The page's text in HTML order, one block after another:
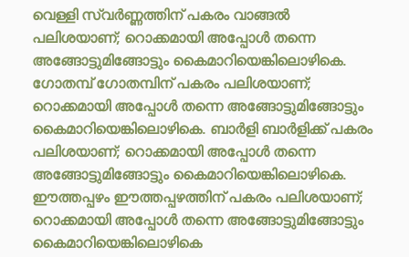
വെള്ളി സ്വർണ്ണത്തിന് പകരം വാങ്ങൽ
പലിശയാണ്; റൊക്കമായി അപ്പോൾ തന്നെ
അങ്ങോട്ടുമിങ്ങോട്ടും കൈമാറിയെങ്കിലൊഴികെ.
ഗോതമ്പ് ഗോതമ്പിന് പകരം പലിശയാണ്;
റൊക്കമായി അപ്പോൾ തന്നെ അങ്ങോട്ടുമിങ്ങോട്ടും
കൈമാറിയെങ്കിലൊഴികെ. ബാർളി ബാർളിക്ക് പകരം
പലിശയാണ്; റൊക്കമായി അപ്പോൾ തന്നെ
അങ്ങോട്ടുമിങ്ങോട്ടും കൈമാറിയെങ്കിലൊഴികെ.
ഈത്തപ്പഴം ഈത്തപ്പഴത്തിന് പകരം പലിശയാണ്;
റൊക്കമായി അപ്പോൾ തന്നെ അങ്ങോട്ടുമിങ്ങോട്ടും
കൈമാറിയെങ്കിലൊഴികെ